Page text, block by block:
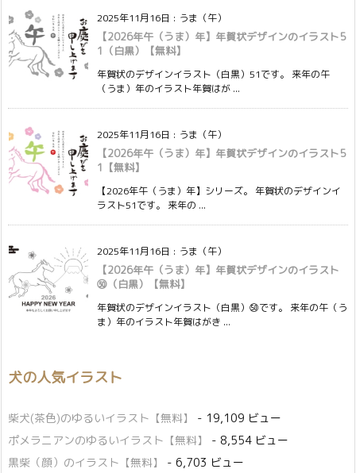
2025年11月16日 : うま（午）
【2026年午（うま）年】年賀状デザインのイラスト5
1（白黒）【無料】
年賀状のデザインイラスト（白黒）51です。 来年の午
（うま）年のイラスト年賀はが ...
2025年11月16日 : うま（午）
【2026年午（うま）年】年賀状デザインのイラスト5
1【無料】
【2026年午（うま）年】シリーズ。 年賀状のデザインイ
ラスト51です。 来年の ...
2025年11月16日 : うま（午）
【2026年午（うま）年】年賀状デザインのイラスト
㊿（白黒）【無料】
年賀状のデザインイラスト（白黒）㊿です。 来年の午（う
ま）年のイラスト年賀はがき ...
犬の人気イラスト
柴犬(茶色)のゆるいイラスト【無料】
- 19,109 ビュー
ポメラニアンのゆるいイラスト【無料】
- 8,554 ビュー
黒柴（顔）のイラスト【無料】
- 6,703 ビュー